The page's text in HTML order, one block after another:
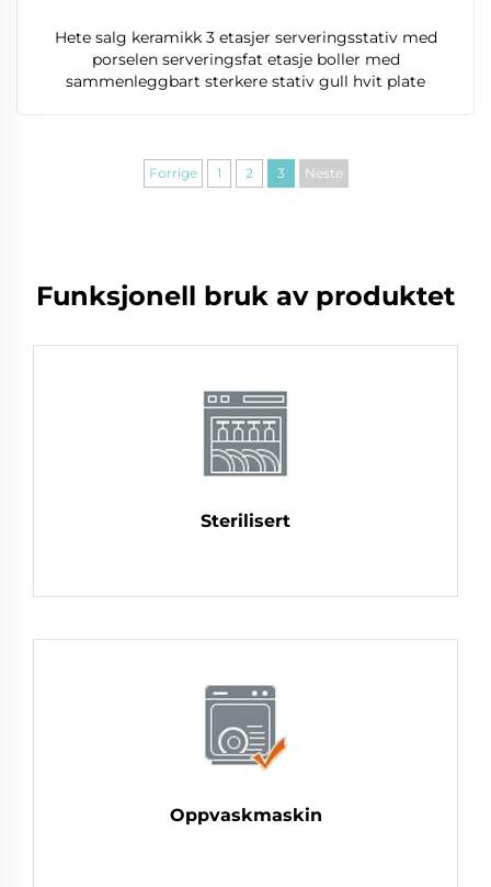
Hete salg keramikk 3 etasjer serveringsstativ med
porselen serveringsfat etasje boller med
sammenleggbart sterkere stativ gull hvit plate
Forrige 1 2 3 Neste
Funksjonell bruk av produktet
Sterilisert
Oppvaskmaskin